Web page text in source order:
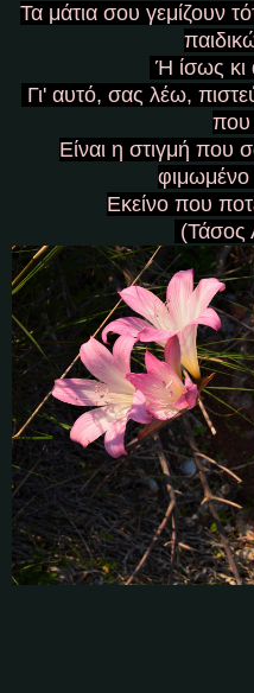
Τα μάτια σου γεμίζουν
Ή ίσως
Γι' αυτό, σας λέω,
που
Είναι η στιγμή που
φιμωμένο
Εκείνο που
(Τάσος